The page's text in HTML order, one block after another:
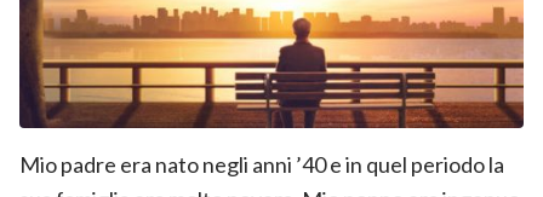
Mio padre era nato negli anni ’40 e in quel periodo la